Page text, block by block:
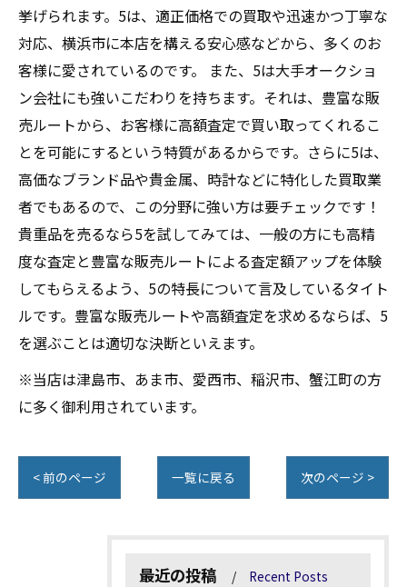
挙げられます。5は、適正価格での買取や迅速かつ丁寧な
対応、横浜市に本店を構える安心感などから、多くのお
客様に愛されているのです。 また、5は大手オークショ
ン会社にも強いこだわりを持ちます。それは、豊富な販
売ルートから、お客様に高額査定で買い取ってくれるこ
とを可能にするという特質があるからです。さらに5は、
高価なブランド品や貴金属、時計などに特化した買取業
者でもあるので、この分野に強い方は要チェックです！
貴重品を売るなら5を試してみては、一般の方にも高精
度な査定と豊富な販売ルートによる査定額アップを体験
してもらえるよう、5の特長について言及しているタイト
ルです。豊富な販売ルートや高額査定を求めるならば、5
を選ぶことは適切な決断といえます。
※当店は津島市、あま市、愛西市、稲沢市、蟹江町の方
に多く御利用されています。
< 前のページ 一覧に戻る 次のページ >
最近の投稿 Recent Posts